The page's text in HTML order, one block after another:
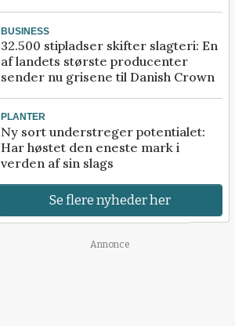
BUSINESS
32.500 stipladser skifter slagteri: En
af landets største producenter
sender nu grisene til Danish Crown
PLANTER
Ny sort understreger potentialet:
Har høstet den eneste mark i
verden af sin slags
Se flere nyheder her
Annonce